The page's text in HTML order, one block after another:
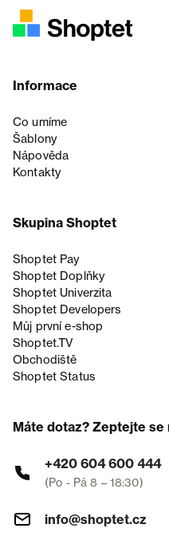
Informace
Co umíme
Šablony
Nápověda
Kontakty
Skupina Shoptet
Shoptet Pay
Shoptet Doplňky
Shoptet Univerzita
Shoptet Developers
Můj první e-shop
Shoptet.TV
Obchodiště
Shoptet Status
Máte dotaz? Zeptejte se
+420 604 600 444
(Po - Pá 8 – 18:30)
info@shoptet.cz